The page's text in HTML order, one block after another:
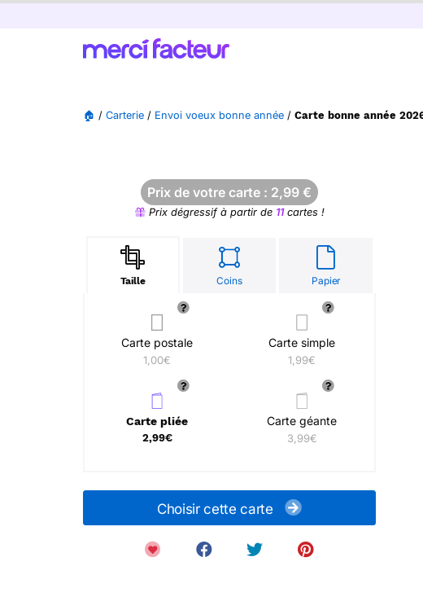
🏠 / Carterie / Envoi voeux bonne année / Carte bonne année
Prix de votre carte : 2,99 €
Prix dégressif à partir de 11cartes !
Taille Coins Papier
Carte postale
1,00€
Carte simple
1,99€
Carte pliée
2,99€
Carte géante
3,99€
Choisir cette carte